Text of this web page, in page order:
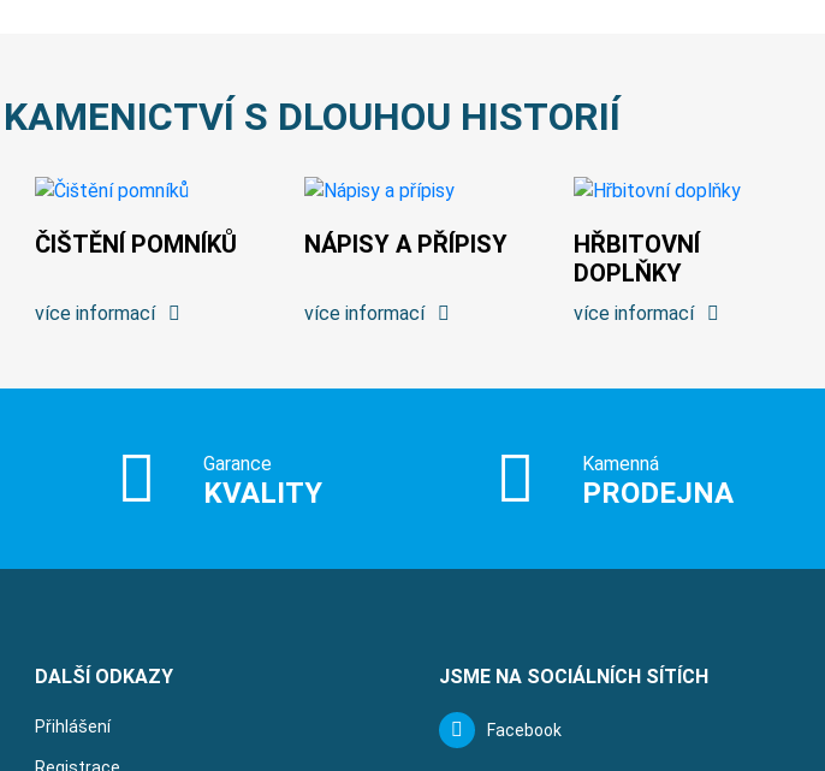
S DLOUHOU HISTORIÍ
ČIŠTĚNÍ POMNÍKŮ
více informací
NÁPISY A PŘÍPISY
více informací
HŘBITOVNÍ
DOPLŇKY
více informací
Garance
KVALITY
Kamenná
PRODEJNA
DALŠÍ ODKAZY
Přihlášení
Registrace
JSME NA SOCIÁLNÍCH SÍTÍCH
Facebook